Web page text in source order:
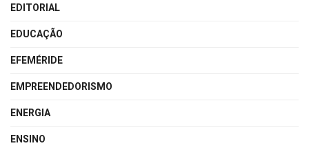
EDITORIAL
EDUCAÇÃO
EFEMÉRIDE
EMPREENDEDORISMO
ENERGIA
ENSINO